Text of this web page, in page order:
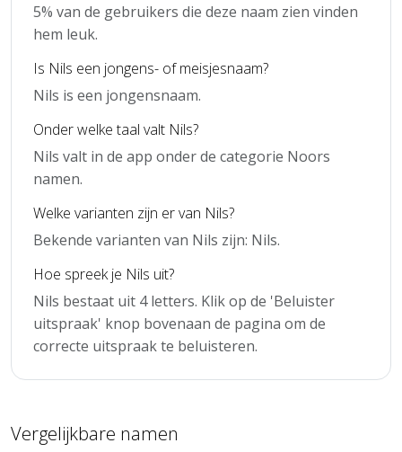
5% van de gebruikers die deze naam zien vinden
hem leuk.
Is Nils een jongens- of meisjesnaam?
Nils is een jongensnaam.
Onder welke taal valt Nils?
Nils valt in de app onder de categorie Noors
namen.
Welke varianten zijn er van Nils?
Bekende varianten van Nils zijn: Nils.
Hoe spreek je Nils uit?
Nils bestaat uit 4 letters. Klik op de 'Beluister
uitspraak' knop bovenaan de pagina om de
correcte uitspraak te beluisteren.
Vergelijkbare namen